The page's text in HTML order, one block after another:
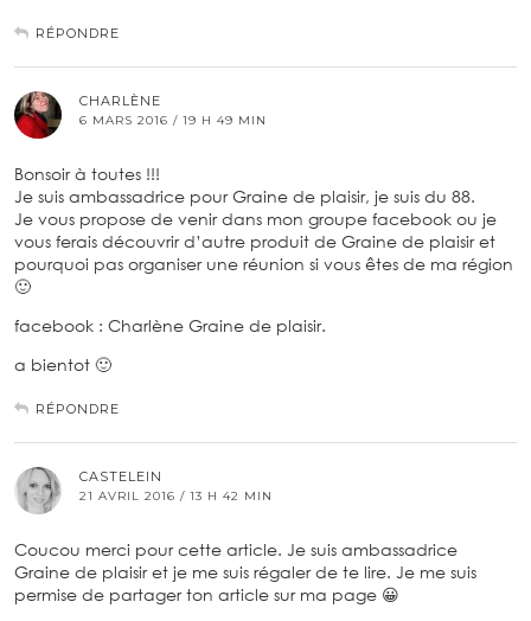
RÉPONDRE
CHARLÈNE
6 MARS 2016 / 19 H 49 MIN
Bonsoir à toutes !!!
Je suis ambassadrice pour Graine de plaisir, je suis du 88.
Je vous propose de venir dans mon groupe facebook ou je
vous ferais découvrir d’autre produit de Graine de plaisir et
pourquoi pas organiser une réunion si vous êtes de ma région
🙂
facebook : Charlène Graine de plaisir.
a bientot 🙂
RÉPONDRE
CASTELEIN
21 AVRIL 2016 / 13 H 42 MIN
Coucou merci pour cette article. Je suis ambassadrice
Graine de plaisir et je me suis régaler de te lire. Je me suis
permise de partager ton article sur ma page 😀